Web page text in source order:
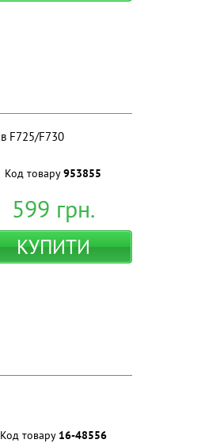
F725/F730
Код товару953855
599 грн.
КУПИТИ
Код товару 16-48556